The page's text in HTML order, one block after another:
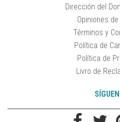
Dirección del
Opiniones
Términos y
Política de
Política de
Livro de